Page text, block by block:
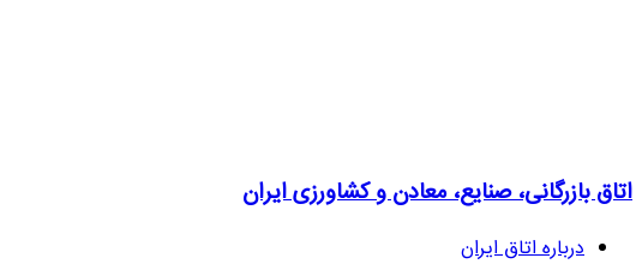
اتاق بازرگانی، صنایع، معادن و کشاورزی ایران
درباره اتاق ایران